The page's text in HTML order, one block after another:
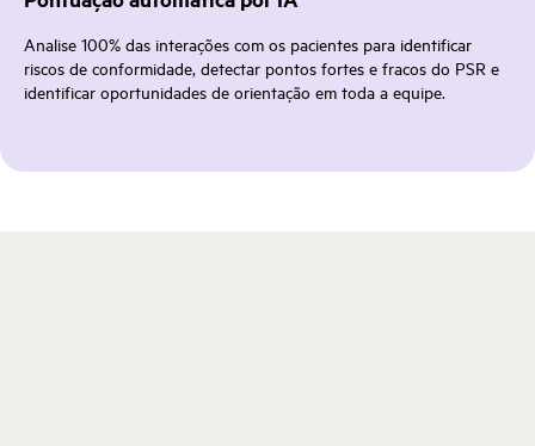
Analise 100% das interações com os pacientes para identificar
riscos de conformidade, detectar pontos fortes e fracos do PSR e
identificar oportunidades de orientação em toda a equipe.